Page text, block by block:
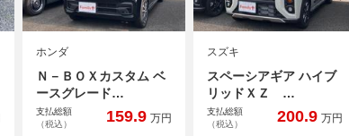
ホンダ
Ｎ－ＢＯＸカスタム ベ
ースグレード…
支払総額
（税込）
159.9 万円
スズキ
スペーシアギア ハイブ
リッドＸＺ …
支払総額
（税込）
200.9 万円